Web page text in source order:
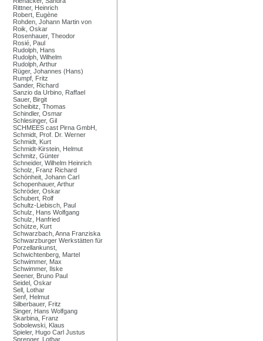
Rittner, Heinrich
Robert, Eugène
Rohden, Johann Martin von
Roik, Oskar
Rosenhauer, Theodor
Rosié, Paul
Rudolph, Hans
Rudolph, Wilhelm
Rudolph, Arthur
Rüger, Johannes (Hans)
Rumpf, Fritz
Sander, Richard
Sanzio da Urbino, Raffael
Sauer, Birgit
Scheibitz, Thomas
Schindler, Osmar
Schlesinger, Gil
SCHMEES cast Pirna GmbH,
Schmidt, Prof. Dr. Werner
Schmidt, Kurt
Schmidt-Kirstein, Helmut
Schmitz, Günter
Schneider, Wilhelm Heinrich
Scholz, Franz Richard
Schönheit, Johann Carl
Schopenhauer, Arthur
Schröder, Oskar
Schubert, Rolf
Schultz-Liebisch, Paul
Schulz, Hans Wolfgang
Schulz, Hanfried
Schütze, Kurt
Schwarzbach, Anna Franziska
Schwarzburger Werkstätten für
Porzellankunst,
Schwichtenberg, Martel
Schwimmer, Max
Schwimmer, Ilske
Seener, Bruno Paul
Seidel, Oskar
Sell, Lothar
Senf, Helmut
Silberbauer, Fritz
Singer, Hans Wolfgang
Skarbina, Franz
Sobolewski, Klaus
Spieler, Hugo Carl Justus
Sprenger, Lothar